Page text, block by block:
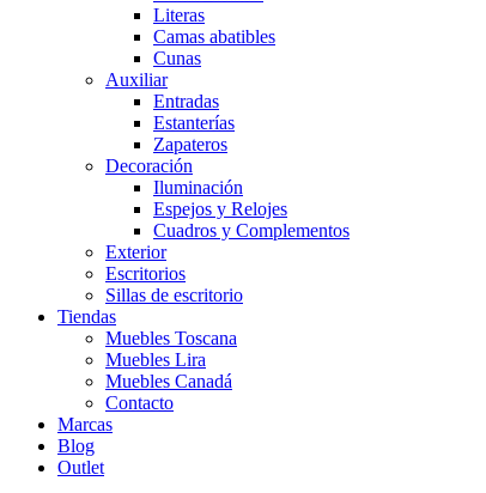
Literas
Camas abatibles
Cunas
Auxiliar
Entradas
Estanterías
Zapateros
Decoración
Iluminación
Espejos y Relojes
Cuadros y Complementos
Exterior
Escritorios
Sillas de escritorio
Tiendas
Muebles Toscana
Muebles Lira
Muebles Canadá
Contacto
Marcas
Blog
Outlet